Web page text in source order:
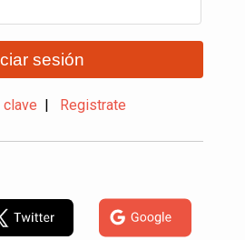
sesión
Registrate